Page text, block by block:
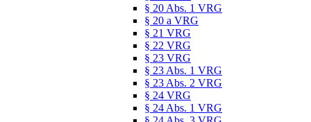
§ 20 Abs. 1 VRG
§ 20 a VRG
§ 21 VRG
§ 22 VRG
§ 23 VRG
§ 23 Abs. 1 VRG
§ 23 Abs. 2 VRG
§ 24 VRG
§ 24 Abs. 1 VRG